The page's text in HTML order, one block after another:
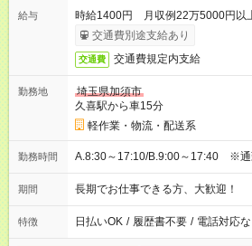
給与
時給1400円 月収例22万5000円以
交通費別途支給あり
交通費 交通費規定内支給
勤務地
埼玉県加須市
久喜駅から車15分
軽作業・物流・配送系
勤務時間 A.8:30～17:10/B.9:00～17:40 ※通
期間 長期でお仕事できる方、大歓迎！
特徴 日払いOK / 履歴書不要 / 電話対応な